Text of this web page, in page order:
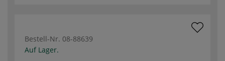
Bestell-Nr. 08-88639
Auf Lager.